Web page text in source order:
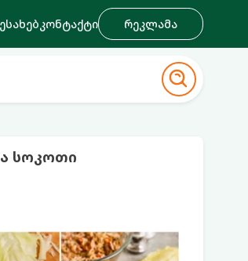
კონტაქტი რეკლამა
სოკოთი